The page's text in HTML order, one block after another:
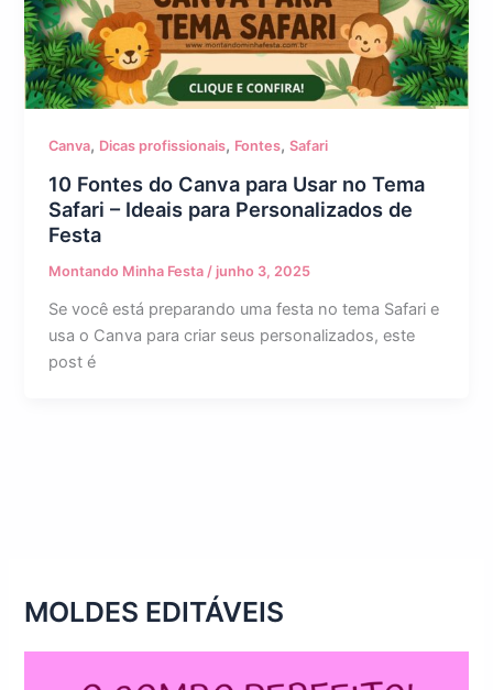
Canva, Dicas profissionais, Fontes,Safari
10 Fontes do Canva para Usar no Tema
Safari – Ideais para Personalizados de
Festa
Montando Minha Festa / junho 3, 2025
Se você está preparando uma festa no tema Safari e
usa o Canva para criar seus personalizados, este
post é
MOLDES EDITÁVEIS